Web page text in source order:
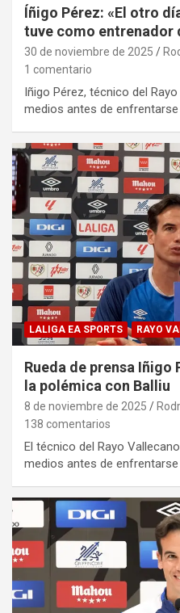
Íñigo Pérez: «El otro
tuve como entrenador
30 de noviembre de 2025
1 comentario
Iñigo Pérez, técnico del
medios antes de
LALIGA EA SPORTS RAYO
Rueda de prensa Iñigo
la polémica con Balliu
8 de noviembre de 2025
138 comentarios
El técnico del Rayo
medios antes de enfrentarse